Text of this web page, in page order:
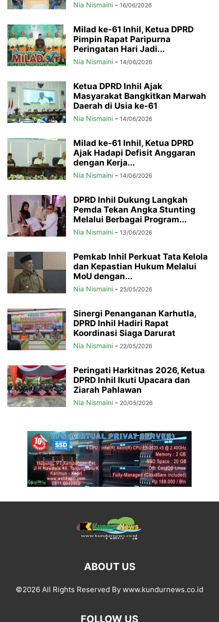
Nia Nismaini - 16/06/2026
Milad ke-61 Inhil, Ketua DPRD
Pimpin Rapat Paripurna
Peringatan Hari Jadi...
Nia Nismaini - 14/06/2026
Ketua DPRD Inhil Ajak
Masyarakat Bangkitkan Marwah
Daerah di Usia ke-61
Nia Nismaini - 14/06/2026
Milad ke-61 Inhil, Ketua DPRD
Ajak Hadapi Defisit Anggaran
dengan Kerja...
Nia Nismaini - 14/06/2026
DPRD Inhil Dukung Langkah
Pemda Tekan Angka Stunting
Melalui Berbagai Program...
Nia Nismaini - 13/06/2026
Pemkab Inhil Perkuat Tata Kelola
dan Kepastian Hukum Melalui
MoU dengan...
Nia Nismaini - 25/05/2026
Sinergi Penanganan Karhutla,
DPRD Inhil Hadiri Rapat
Koordinasi Siaga Darurat
Nia Nismaini - 22/05/2026
Peringati Harkitnas 2026, Ketua
DPRD Inhil Ikuti Upacara dan
Ziarah Pahlawan
Nia Nismaini - 20/05/2026
ABOUT US
©2026 All Rights Reserved By www.kundurnews.co.id
FOLLOW US